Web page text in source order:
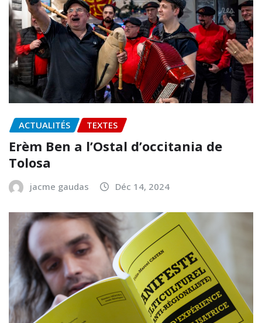
ACTUALITÉS PHOTOS TEXTES
Bèl Fluxus amb François Bessac
jacme gaudas Avr 30, 2026
ACTUALITÉS TEXTES
Erèm Ben a l’Ostal d’occitania de